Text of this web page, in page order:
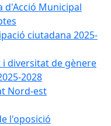
d'Acció Municipal
ciutadana 2025-
diversitat de gènere
2028
Nord-est
l'oposició